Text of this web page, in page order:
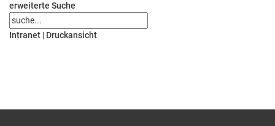
erweiterte Suche
Intranet | Druckansicht